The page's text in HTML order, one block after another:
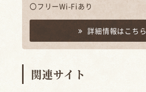
〇フリーWi-Fiあり
詳細情報はこちら
関連サイト